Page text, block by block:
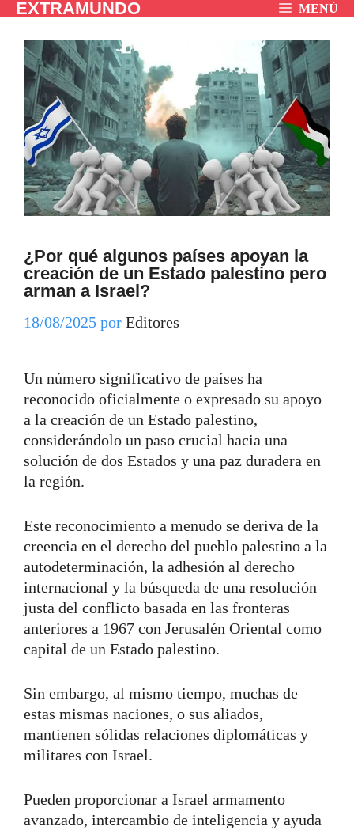
Saltar
contenido
EXTRAMUNDO MENÚ
¿Por qué algunos países apoyan la
creación de un Estado palestino pero
arman a Israel?
18/08/2025 por Editores
Un número significativo de países ha
reconocido oficialmente o expresado su apoyo
a la creación de un Estado palestino,
considerándolo un paso crucial hacia una
solución de dos Estados y una paz duradera en
la región.
Este reconocimiento a menudo se deriva de la
creencia en el derecho del pueblo palestino a la
autodeterminación, la adhesión al derecho
internacional y la búsqueda de una resolución
justa del conflicto basada en las fronteras
anteriores a 1967 con Jerusalén Oriental como
capital de un Estado palestino.
Sin embargo, al mismo tiempo, muchas de
estas mismas naciones, o sus aliados,
mantienen sólidas relaciones diplomáticas y
militares con Israel.
Pueden proporcionar a Israel armamento
avanzado, intercambio de inteligencia y ayuda